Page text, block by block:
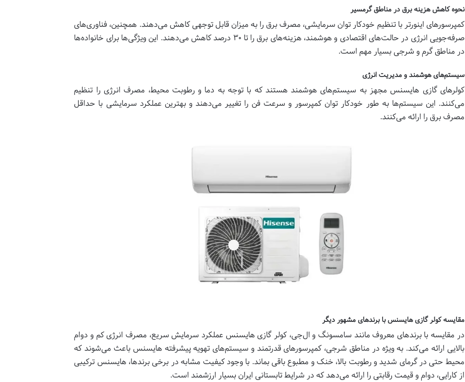
نحوه کاهش هزینه برق در مناطق گرمسیر
کمپرسورهای اینورتر با تنظیم خودکار توان سرمایشی، مصرف برق را به میزان قابل توجهی کاهش می‌دهند. همچنین، فناوری‌های
صرفه‌جویی انرژی در حالت‌های اقتصادی و هوشمند، هزینه‌های برق را تا ۳۰ درصد کاهش می‌دهند. این ویژگی‌ها برای خانواده‌ها
در مناطق گرم و شرجی بسیار مهم است.
سیستم‌های هوشمند و مدیریت انرژی
کولرهای گازی هایسنس مجهز به سیستم‌های هوشمند هستند که با توجه به دما و رطوبت محیط، مصرف انرژی را تنظیم
می‌کنند. این سیستم‌ها به طور خودکار توان کمپرسور و سرعت فن را تغییر می‌دهند و بهترین عملکرد سرمایشی با حداقل
مصرف برق را ارائه می‌کنند.
مقایسه کولر گازی هایسنس با برندهای مشهور دیگر
در مقایسه با برندهای معروف مانند سامسونگ و ال‌جی، کولر گازی هایسنس عملکرد سرمایش سریع، مصرف انرژی کم و دوام
بالایی ارائه می‌کند. به ویژه در مناطق شرجی، کمپرسورهای قدرتمند و سیستم‌های تهویه پیشرفته هایسنس باعث می‌شوند که
محیط حتی در گرمای شدید و رطوبت بالا، خنک و مطبوع باقی بماند. با وجود کیفیت مشابه در برخی برندها، هایسنس ترکیبی
از کارایی، دوام و قیمت رقابتی را ارائه می‌دهد که در شرایط تابستانی ایران بسیار ارزشمند است.